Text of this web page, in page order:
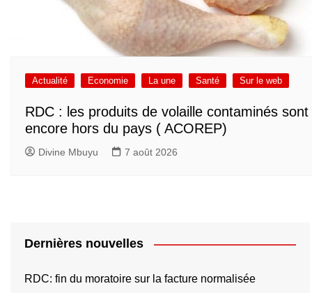
Actualité Economie La une Santé Sur le web
RDC : les produits de volaille contaminés sont
encore hors du pays ( ACOREP)
Divine Mbuyu 7 août 2026
Dernières nouvelles
RDC: fin du moratoire sur la facture normalisée